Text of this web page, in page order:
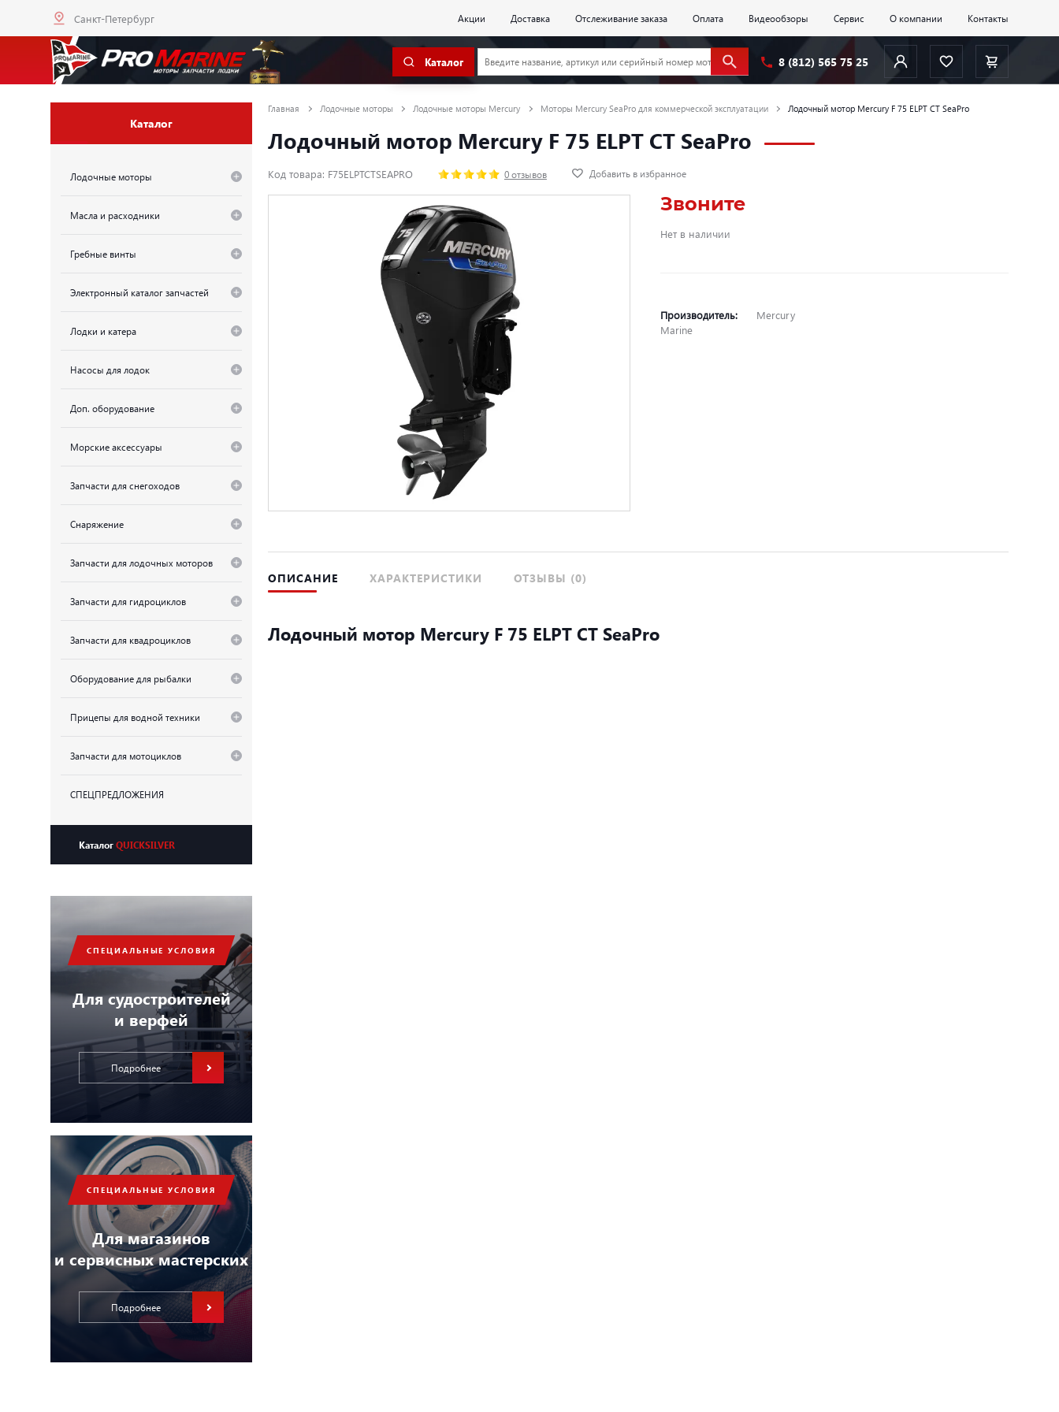
Санкт-Петербург Акции Доставка Отслеживание заказа Оплата Видеообзоры Сервис О компании Контакты
Каталог 8 (812) 565 75 25
Каталог
Лодочные моторы
Масла и расходники
Гребные винты
Электронный каталог запчастей
Лодки и катера
Насосы для лодок
Доп. оборудование
Морские аксессуары
Запчасти для снегоходов
Снаряжение
Запчасти для лодочных моторов
Запчасти для гидроциклов
Запчасти для квадроциклов
Оборудование для рыбалки
Прицепы для водной техники
Запчасти для мотоциклов
СПЕЦПРЕДЛОЖЕНИЯ
КаталогQUICKSILVER
СПЕЦИАЛЬНЫЕ УСЛОВИЯ
Для судостроителей
и верфей
Подробнее
СПЕЦИАЛЬНЫЕ УСЛОВИЯ
Для магазинов
и сервисных мастерских
Подробнее
Главная Лодочные моторы Лодочные моторы Mercury Моторы Mercury SeaPro для коммерческой эксплуатации Лодочный мотор Mercury F 75 ELPT CT SeaPro
Лодочный мотор Mercury F 75 ELPT CT SeaPro
Код товара: F75ELPTCTSEAPRO 0 отзывов Добавить в избранное
Звоните
Нет в наличии
Производитель:
Mercury
Marine
ОПИСАНИЕ ХАРАКТЕРИСТИКИ ОТЗЫВЫ (0)
Лодочный мотор Mercury F 75 ELPT CT SeaPro